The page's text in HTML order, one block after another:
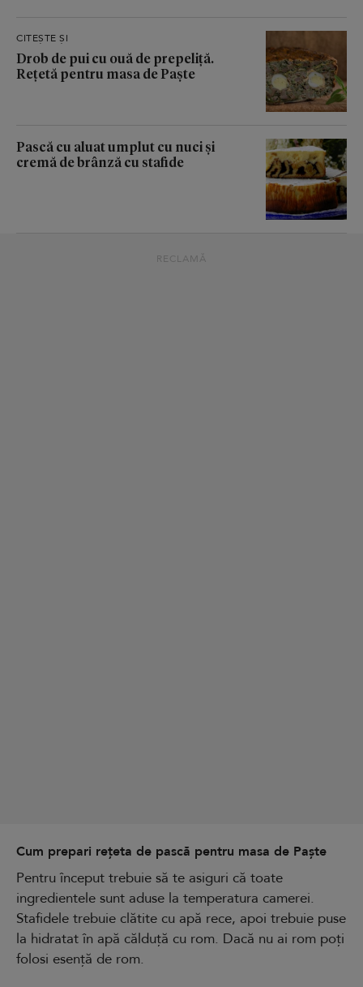
CITEȘTE ȘI
Drob de pui cu ouă de prepeliță.
Rețetă pentru masa de Paște
Pască cu aluat umplut cu nuci și
cremă de brânză cu stafide
RECLAMĂ
Cum prepari rețeta de pască pentru masa de Paște
Pentru început trebuie să te asiguri că toate
ingredientele sunt aduse la temperatura camerei.
Stafidele trebuie clătite cu apă rece, apoi trebuie puse
la hidratat în apă călduță cu rom. Dacă nu ai rom poți
folosi esență de rom.